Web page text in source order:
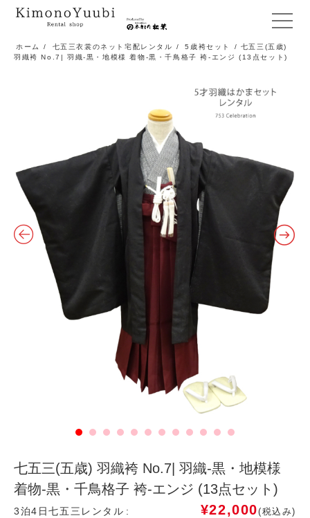
メ
ニ
ュ
ホーム / 七五三衣裳のネット宅配レンタル / 5歳袴セット
/ 七五三(五歳)
羽織袴 No.7| 羽織-黒・地模様 着物-黒・千鳥格子 袴-エンジ (13点セット)
七五三(五歳) 羽織袴 No.7| 羽織-黒・地模様
着物-黒・千鳥格子 袴-エンジ (13点セット)
3泊4日七五三レンタル ¥22,000(税込み)